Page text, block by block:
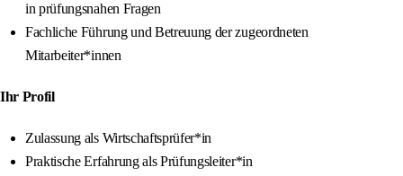
in prüfungsnahen Fragen
Fachliche Führung und Betreuung der zugeordneten
Mitarbeiter*innen
Ihr Profil
Zulassung als Wirtschaftsprüfer*in
Praktische Erfahrung als Prüfungsleiter*in